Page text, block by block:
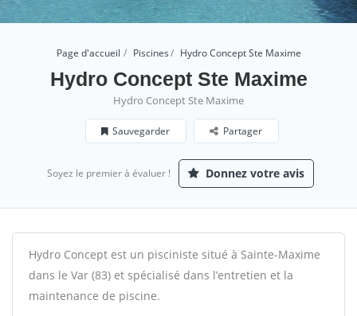
Page d'accueil Piscines Hydro Concept Ste Maxime
Hydro Concept Ste Maxime
Hydro Concept Ste Maxime
Sauvegarder Partager
Soyez le premier à évaluer ! Donnez votre avis
Hydro Concept est un pisciniste situé à Sainte-Maxime
dans le Var (83) et spécialisé dans l’entretien et la
maintenance de piscine.